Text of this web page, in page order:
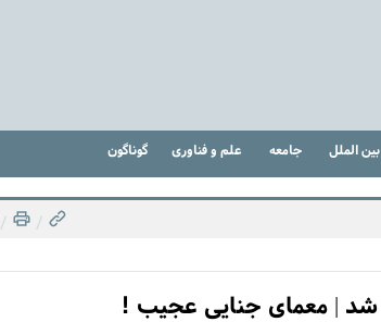
بین الملل جامعه علم و فناوری گوناگون
/
/